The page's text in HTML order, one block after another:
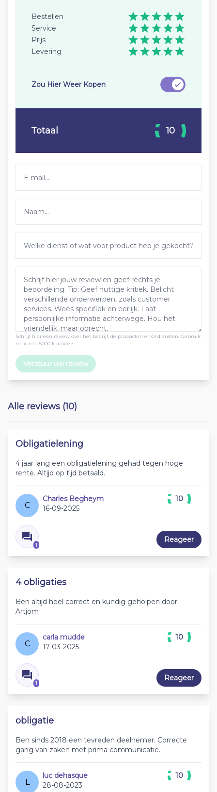
Schrijf hier een review over het bedrijf, de producten en/of diensten. Gebruik
max zo’n 5000 karakters
Verstuur uw review
Bestellen
Service
Prijs
Levering
Zou Hier Weer Kopen
Totaal 10
Alle reviews (10)
Obligatielening
4 jaar lang een obligatielening gehad tegen hoge
rente. Altijd op tijd betaald.
C
Charles Begheym
16-09-2025
1
10
Reageer
4 obligaties
Ben altijd heel correct en kundig geholpen door
Artjom
C
carla mudde
17-03-2025
1
10
Reageer
obligatie
Ben sinds 2018 een tevreden deelnemer. Correcte
gang van zaken met prima communicatie.
L
luc dehasque
28-08-2023
10